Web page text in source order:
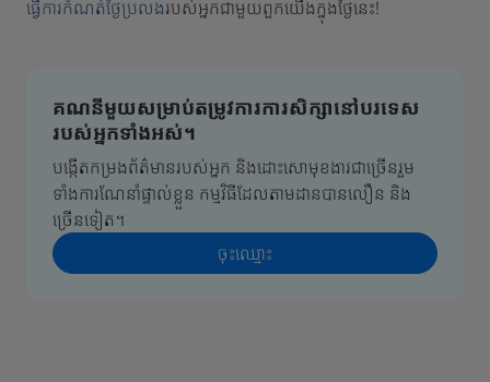
ធ្វើការកំណត់ថ្ងៃប្រលងរបស់អ្នកជាមួយពួកយើងក្នុងថ្ងៃនេះ!
គណនីមួយសម្រាប់តម្រូវការការសិក្សានៅបរទេស
របស់អ្នកទាំងអស់។
បង្កើតកម្រងព័ត៌មានរបស់អ្នក និងដោះសោមុខងារជាច្រើនរួម
ទាំងការណែនាំផ្ទាល់ខ្លួន កម្មវិធីដែលតាមដានបានលឿន និង
ច្រើនទៀត។
ចុះ​ឈ្មោះ